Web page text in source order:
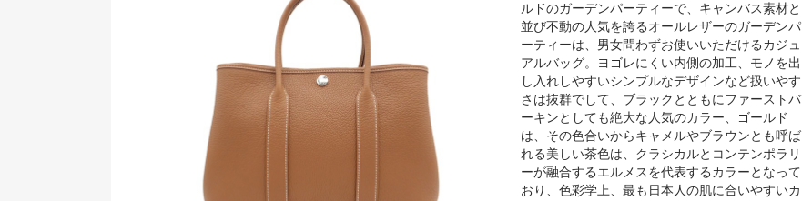
ルドのガーデンパーティーで、キャンバス素材と
並び不動の人気を誇るオールレザーのガーデンパ
ーティーは、男女問わずお使いいただけるカジュ
アルバッグ。ヨゴレにくい内側の加工、モノを出
し入れしやすいシンプルなデザインなど扱いやす
さは抜群でして、ブラックとともにファーストバ
ーキンとしても絶大な人気のカラー、ゴールド
は、その色合いからキャメルやブラウンとも呼ば
れる美しい茶色は、クラシカルとコンテンポラリ
ーが融合するエルメスを代表するカラーとなって
おり、色彩学上、最も日本人の肌に合いやすいカ